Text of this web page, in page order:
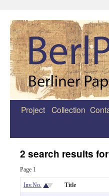
Zum
Project Collection
2 search results
Page 1
Inv.No. Title